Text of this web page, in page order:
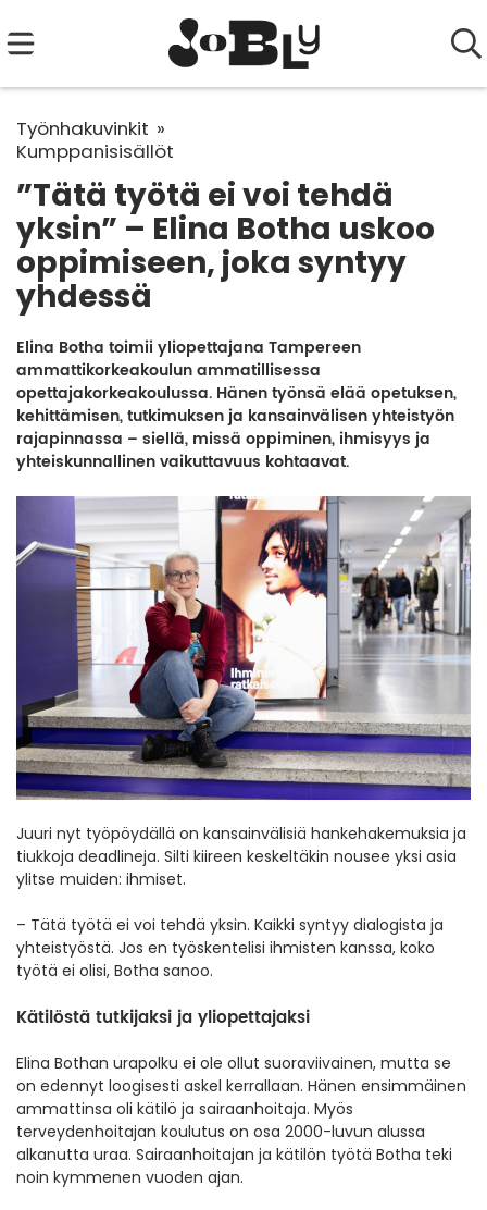
Työnhakuvinkit
Kumppanisisällöt
”Tätä työtä ei voi tehdä
yksin” – Elina Botha uskoo
oppimiseen, joka syntyy
yhdessä
Elina Botha toimii yliopettajana Tampereen
ammattikorkeakoulun ammatillisessa
opettajakorkeakoulussa. Hänen työnsä elää opetuksen,
kehittämisen, tutkimuksen ja kansainvälisen yhteistyön
rajapinnassa – siellä, missä oppiminen, ihmisyys ja
yhteiskunnallinen vaikuttavuus kohtaavat.
Juuri nyt työpöydällä on kansainvälisiä hankehakemuksia ja
tiukkoja deadlineja. Silti kiireen keskeltäkin nousee yksi asia
ylitse muiden: ihmiset.
– Tätä työtä ei voi tehdä yksin. Kaikki syntyy dialogista ja
yhteistyöstä. Jos en työskentelisi ihmisten kanssa, koko
työtä ei olisi, Botha sanoo.
Kätilöstä tutkijaksi ja yliopettajaksi
Elina Bothan urapolku ei ole ollut suoraviivainen, mutta se
on edennyt loogisesti askel kerrallaan. Hänen ensimmäinen
ammattinsa oli kätilö ja sairaanhoitaja. Myös
terveydenhoitajan koulutus on osa 2000-luvun alussa
alkanutta uraa. Sairaanhoitajan ja kätilön työtä Botha teki
noin kymmenen vuoden ajan.